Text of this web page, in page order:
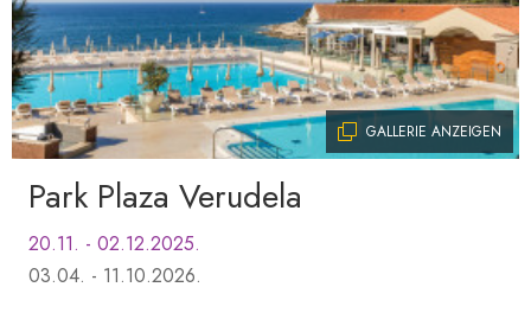
GALLERIE ANZEIGEN
Park Plaza Verudela
20.11. - 02.12.2025.
03.04. - 11.10.2026.